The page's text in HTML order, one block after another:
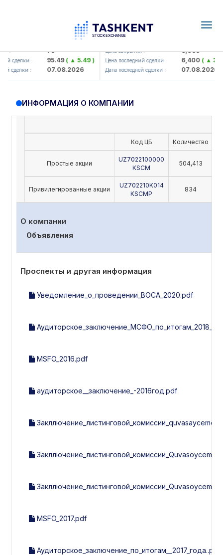
: 79
сделки : 95.49( ▲ 5.49 )
сделки : 07.08.2026
UZMK (<O'zmetkombinat> AJ)
Цена закрытия : 6,099
Цена последний сделки : 6,400( ▲
Дата последней сделки : 07.08.2026
ИНФОРМАЦИЯ О КОМПАНИИ
Код ЦБ Количество
Простые акции
UZ7022100000
KSCM
504,413
Привилегированные акции
UZ702210K014
KSCMP
834
О компании
Объявления
Проспекты и другая информация
Уведомление_о_проведении_ВОСА_2020.pdf
MSFO_2016.pdf
аудиторcкое__заключение_-2016год.pdf
MSFO_2017.pdf
Аудиторское_заключение_по_итогам__2017_года..pdf